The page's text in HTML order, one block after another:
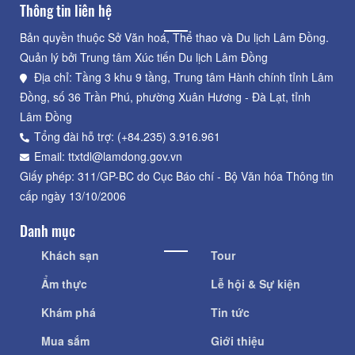
Thông tin liên hệ
Bản quyền thuộc Sở Văn hoá, Thể thao và Du lịch Lâm Đồng.
Quản lý bởi Trung tâm Xúc tiến Du lịch Lâm Đồng
Địa chỉ: Tầng 3 khu 9 tầng, Trung tâm Hành chính tỉnh Lâm
Đồng, số 36 Trần Phú, phường Xuân Hương - Đà Lạt, tỉnh
Lâm Đồng
Tổng đài hỗ trợ: (+84.235) 3.916.961
Email: ttxtdl@lamdong.gov.vn
Giấy phép: 311/GP-BC do Cục Báo chí - Bộ Văn hóa Thông tin
cấp ngày 13/10/2006
Danh mục
Khách sạn
Ẩm thực
Khám phá
Mua sắm
Tour
Lễ hội & Sự kiện
Tin tức
Giới thiệu